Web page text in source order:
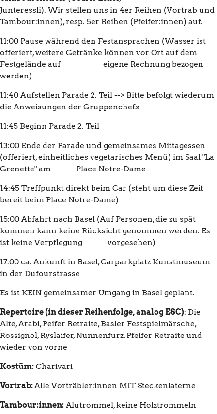
Junteressli). Wir stellen uns in 4er Reihen (Vortrab und
Tambour:innen), resp. 5er Reihen (Pfeifer:innen) auf.
11:00 Pause während den Festansprachen (Wasser ist
offeriert, weitere Getränke können vor Ort auf dem
Festgelände auf eigene Rechnung bezogen
werden)
11:40 Aufstellen Parade 2. Teil --> Bitte befolgt wiederum
die Anweisungen der Gruppenchefs
11:45 Beginn Parade 2. Teil
13:00 Ende der Parade und gemeinsames Mittagessen
(offeriert, einheitliches vegetarisches Menü) im Saal "La
Grenette" am Place Notre-Dame
14:45 Treffpunkt direkt beim Car (steht um diese Zeit
bereit beim Place Notre-Dame)
15:00 Abfahrt nach Basel (Auf Personen, die zu spät
kommen kann keine Rücksicht genommen werden. Es
ist keine Verpflegung vorgesehen)
17:00 ca. Ankunft in Basel, Carparkplatz Kunstmuseum
in der Dufourstrasse
Es ist KEIN gemeinsamer Umgang in Basel geplant.
Repertoire (in dieser Reihenfolge, analog ESC): Die
Alte, Arabi, Peifer Retraite, Basler Festspielmärsche,
Rossignol, Ryslaifer, Nunnenfurz, Pfeifer Retraite und
wieder von vorne
Kostüm: Charivari
Vortrab:Alle Vorträbler:innen MIT Steckenlaterne
Tambour:innen: Alutrommel, keine Holztrommeln